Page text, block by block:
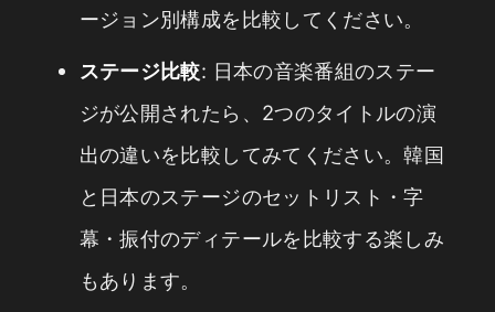
ージョン別構成を比較してください。
ステージ比較: 日本の音楽番組のステー
ジが公開されたら、2つのタイトルの演
出の違いを比較してみてください。韓国
と日本のステージのセットリスト・字
幕・振付のディテールを比較する楽しみ
もあります。